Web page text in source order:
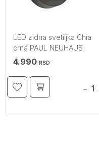
LED zidna svetiljka Chia
crna PAUL NEUHAUS
4.990 RSD
−